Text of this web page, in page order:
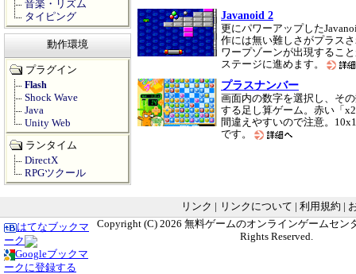
Javanoid 2
更にパワーアップした
作には無い難しさがプラス
ワープゾーンが出現するこ
ステージに進めます。
プラスナンバー
画面内の数字を選択し、そ
する足し算ゲーム。赤い「
間違えやすいので注意。
です。
音楽・リズム
タイピング
動作環境
プラグイン
Flash
Shock Wave
Java
Unity Web
ランタイム
DirectX
RPGツクール
リンク リンクについて 利用規約
はてなブックマ
ーク
Googleブックマ
ークに登録する
Copyright (C) 2026 無料ゲームのオンラインゲームセン
Rights Reserved.